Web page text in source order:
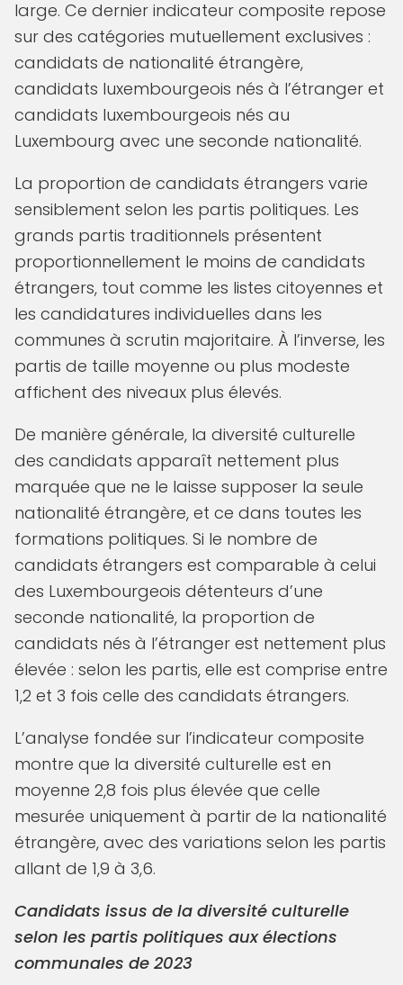
large. Ce dernier indicateur composite repose
sur des catégories mutuellement exclusives :
candidats de nationalité étrangère,
candidats luxembourgeois nés à l’étranger et
candidats luxembourgeois nés au
Luxembourg avec une seconde nationalité.
La proportion de candidats étrangers varie
sensiblement selon les partis politiques. Les
grands partis traditionnels présentent
proportionnellement le moins de candidats
étrangers, tout comme les listes citoyennes et
les candidatures individuelles dans les
communes à scrutin majoritaire. À l’inverse, les
partis de taille moyenne ou plus modeste
affichent des niveaux plus élevés.
De manière générale, la diversité culturelle
des candidats apparaît nettement plus
marquée que ne le laisse supposer la seule
nationalité étrangère, et ce dans toutes les
formations politiques. Si le nombre de
candidats étrangers est comparable à celui
des Luxembourgeois détenteurs d’une
seconde nationalité, la proportion de
candidats nés à l’étranger est nettement plus
élevée : selon les partis, elle est comprise entre
1,2 et 3 fois celle des candidats étrangers.
L’analyse fondée sur l’indicateur composite
montre que la diversité culturelle est en
moyenne 2,8 fois plus élevée que celle
mesurée uniquement à partir de la nationalité
étrangère, avec des variations selon les partis
allant de 1,9 à 3,6.
Candidats issus de la diversité culturelle
selon les partis politiques aux élections
communales de 2023